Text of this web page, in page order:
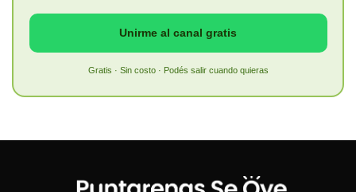
Unirme al canal gratis
Gratis · Sin costo · Podés salir cuando quieras